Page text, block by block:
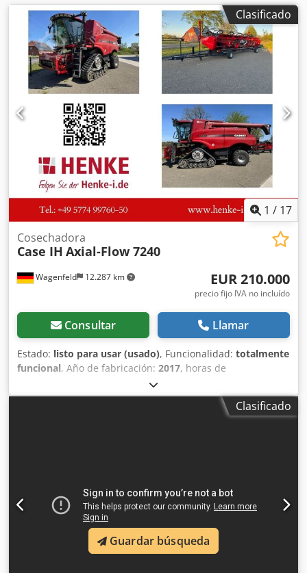
Clasificado
1 / 17
Wagenfeld 12.287 km
Cosechadora
Case IH Axial-Flow 7240
EUR 210.000
precio fijo IVA no incluído
Consultar Llamar
Estado: listo para usar (usado), Funcionalidad: totalmente
funcional, Año de fabricación: 2017, horas de
, potencia:
tipo de combustible:diésel, velocidad máxima:30 km/h,
, próxima inspección (TÜV):
para la venta: Cosechadora Case-IH AF 7240 con rotor ST
Nº de chasis: YHG233775 Rotor ST de disposición
longitudinal Versión de 30 km/h Motor de 6 cilindros
Potencia: 366 kW (497 CV) Ruedas delanteras: Oruga
suspendida de 610 mm Ruedas traseras: 500/85 R24
Clasificado
Guardar búsqueda